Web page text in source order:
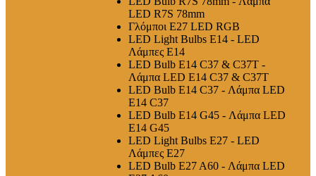
LED R7S 78mm
Γλόμποι E27 LED RGB
LED Light Bulbs E14 - LED
Λάμπες E14
LED Bulb E14 C37 & C37T -
Λάμπα LED E14 C37 & C37T
LED Bulb E14 C37 - Λάμπα LED
E14 C37
LED Bulb E14 G45 - Λάμπα LED
E14 G45
LED Light Bulbs E27 - LED
Λάμπες E27
LED Bulb E27 A60 - Λάμπα LED